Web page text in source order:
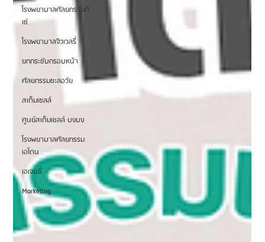
โรงพยาบาลศัลยกรรมดี
เซ่
โรงพยาบาลจิวเวลรี่
ยกกระชับกรอบหน้า
ศัลยกรรมชะลอวัย
สเต็มเซลล์
ศูนย์สเต็มเซลล์ บงบง
โรงพยาบาลศัลยกรรม
เอโตน
เอเจนซี่
Marketing